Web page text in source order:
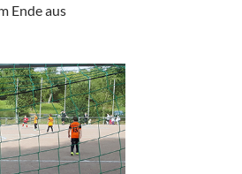
Ende aus